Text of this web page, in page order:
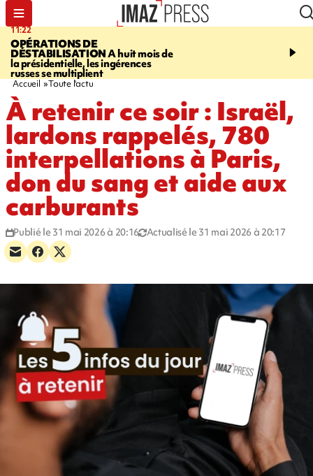
11:22
OPÉRATIONS DE
DÉSTABILISATIONA huit mois de
la présidentielle, les ingérences
russes se multiplient
14:51
Rivière triple champion
Accueil Toute l'actu
À retenir ce soir : Israël,
lardons rappelés, 780
interpellations à Paris,
don du sang et aide aux
carburants
Publié le 31 mai 2026 à 20:16 Actualisé le 31 mai 2026 à 20:17